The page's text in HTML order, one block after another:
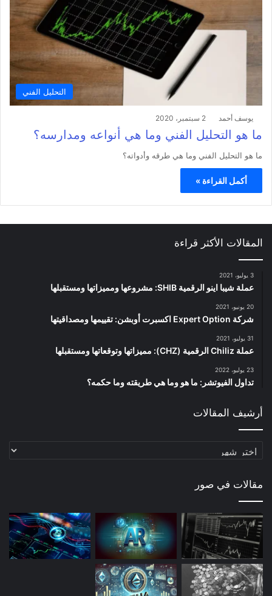
التحليل الفني
يوسف أحمد 2 سبتمبر، 2020
ما هو التحليل الفني وما هي أنواعه ومدارسه؟
ما هو التحليل الفني وما هي طرقه وأدواته؟
أكمل القراءة »
المقالات الأكثر قراءة
3 يوليو، 2021
عملة شيبا اينو الرقمية SHIB: مشروعها ومميزاتها ومستقبلها
20 يونيو، 2021
شركة Expert Option اكسبرت أوبشن: تقييمها ومصداقيتها
31 يوليو، 2021
عملة Chiliz الرقمية (CHZ): مميزاتها وتوقعاتها ومستقبلها
23 يوليو، 2022
تداول الفيوتشر: ما هو وما هي طريقته وما حكمه؟
أرشيف المقالات
أرشيف
مقالات في صور